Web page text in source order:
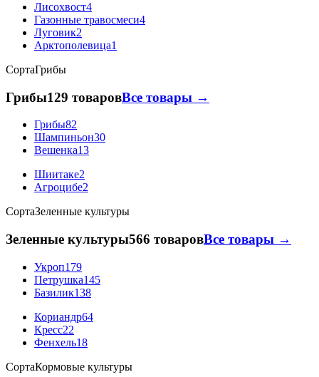
Лисохвост4
Газонные травосмеси4
Луговик2
Арктополевица1
СортаГрибы
Грибы129 товаровВсе товары →
Грибы82
Шампиньон30
Вешенка13
Шиитаке2
Агроцибе2
СортаЗеленные культуры
Зеленные культуры566 товаровВсе товары →
Укроп179
Петрушка145
Базилик138
Кориандр64
Кресс22
Фенхель18
СортаКормовые культуры